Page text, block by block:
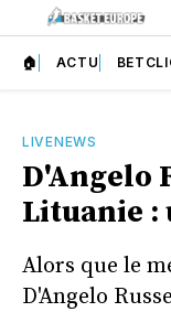
🏠 ACTU
LIVENEWS
D'Angelo
Lituanie :
Alors que le
D'Angelo